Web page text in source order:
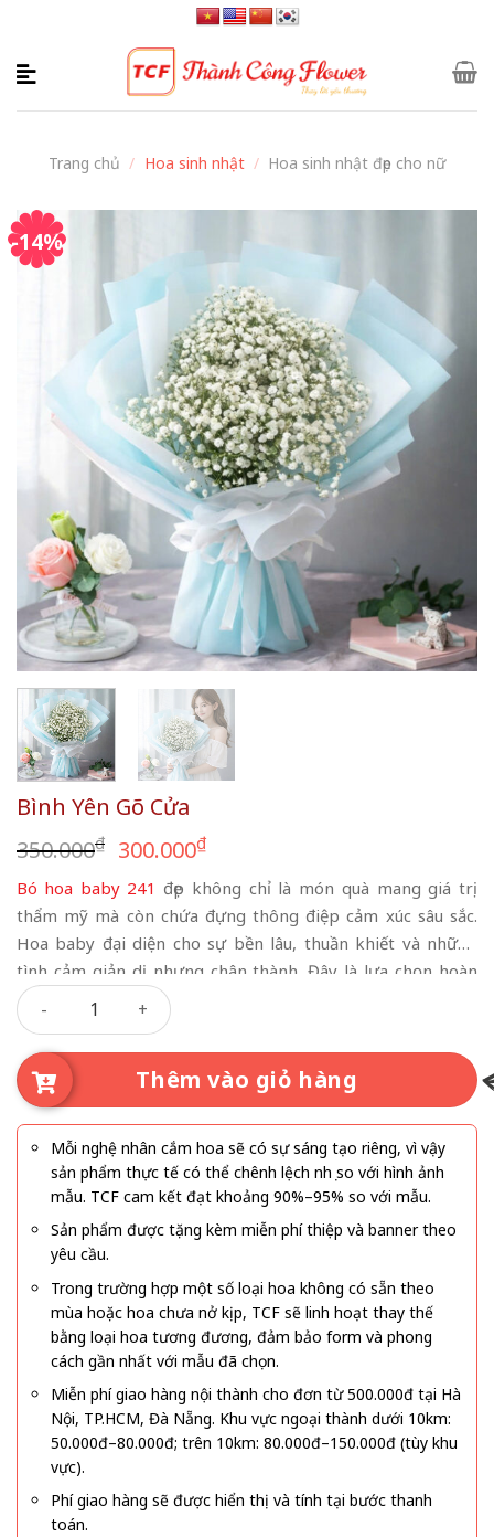
content
Trang chủ / Hoa sinh nhật / Hoa sinh nhật đẹp cho nữ
-14%
Bình Yên Gõ Cửa
350.000₫ Giá
là:
350.000₫.
300.000₫Giá
hiện
tại
là:
300.000₫.
Bó hoa baby 241 đẹp không chỉ là món quà mang giá trị
thẩm mỹ mà còn chứa đựng thông điệp cảm xúc sâu sắc.
Hoa baby đại diện cho sự bền lâu, thuần khiết và những
tình cảm giản dị nhưng chân thành. Đây là lựa chọn hoàn
hảo để dành tặng người yêu, bạn bè, người thân hoặc đồng
nghiệp trong những dịp như sinh nhật, kỷ niệm, chúc
mừng hay đơn giản là muốn mang đến một niềm vui nhẹ
nhàng.
Bình Yên Gõ Cửa số lượng
Thêm vào giỏ hàng
Mỗi nghệ nhân cắm hoa sẽ có sự sáng tạo riêng, vì vậy
sản phẩm thực tế có thể chênh lệch nhẹ so với hình ảnh
mẫu. TCF cam kết đạt khoảng 90%–95% so với mẫu.
Sản phẩm được tặng kèm miễn phí thiệp và banner theo
yêu cầu.
Trong trường hợp một số loại hoa không có sẵn theo
mùa hoặc hoa chưa nở kịp, TCF sẽ linh hoạt thay thế
bằng loại hoa tương đương, đảm bảo form và phong
cách gần nhất với mẫu đã chọn.
Miễn phí giao hàng nội thành cho đơn từ 500.000đ tại Hà
Nội, TP.HCM, Đà Nẵng. Khu vực ngoại thành dưới 10km:
50.000đ–80.000đ; trên 10km: 80.000đ–150.000đ (tùy khu
vực).
Phí giao hàng sẽ được hiển thị và tính tại bước thanh
toán.